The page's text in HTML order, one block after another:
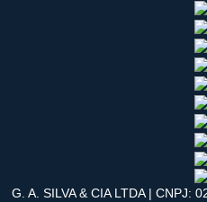
G. A. SILVA & CIA LTDA | CNPJ: